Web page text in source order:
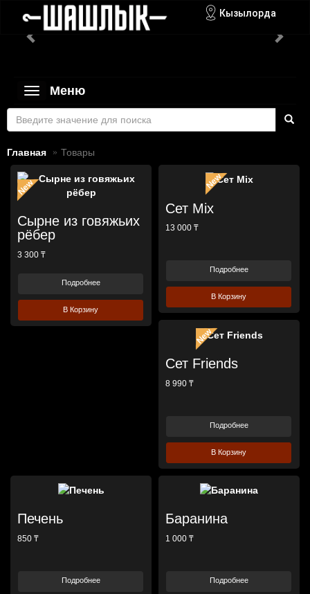
Кызылорда
Toggle
navigation
Меню
Главная Товары
Сырне из говяжьих
рёбер
3 300 ₸
Подробнее
В Корзину
Сет Mix
13 000 ₸
Подробнее
В Корзину
Сет Friends
8 990 ₸
Подробнее
В Корзину
Печень
850 ₸
Подробнее
Баранина
1 000 ₸
Подробнее